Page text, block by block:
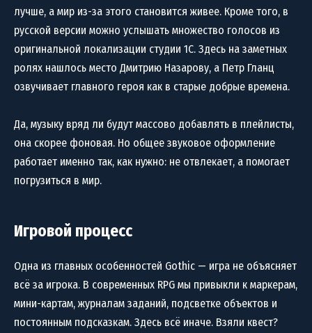
лучше, а мир из-за этого становится живее. Кроме того, в
русской версии можно услышать множество голосов из
оригинальной локализации студии 1С. Здесь на заметных
ролях нашлось место Дмитрию Назарову, а Петр Гланц
озвучивает главного героя как в старые добрые времена.
Да, музыку вряд ли будут массово добавлять в плейлисты,
она скорее фоновая. Но общее звуковое оформление
работает именно так, как нужно: не отвлекает, а помогает
погрузиться в мир.
Игровой процесс
Одна из главных особенностей Gothic — игра не объясняет
всё за игрока. В современных RPG мы привыкли к маркерам,
мини-картам, журналам заданий, подсветке объектов и
постоянным подсказкам. Здесь всё иначе. Взяли квест?